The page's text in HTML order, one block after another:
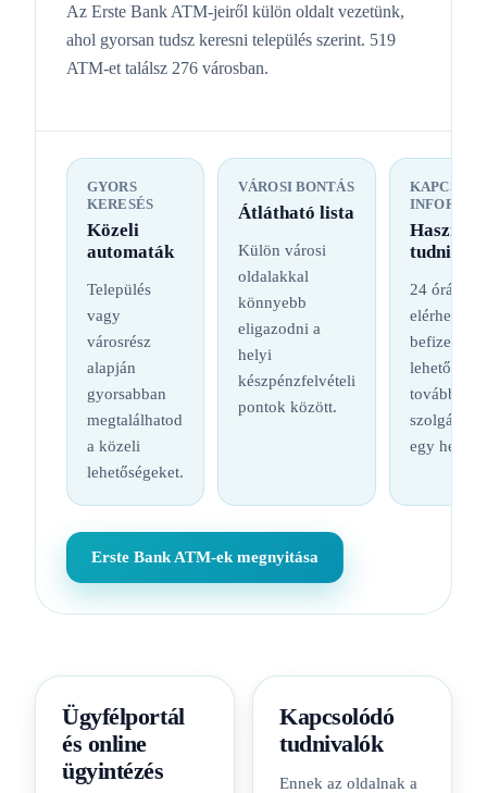
Az Erste Bank ATM-jeiről külön oldalt vezetünk,
ahol gyorsan tudsz keresni település szerint. 519
ATM-et találsz 276 városban.
GYORS
KERESÉS
Közeli
automaták
Település
vagy
városrész
alapján
gyorsabban
megtalálhatod
a közeli
lehetőségeket.
VÁROSI BONTÁS
Átlátható lista
Külön városi
oldalakkal
könnyebb
eligazodni a
helyi
készpénzfelvételi
pontok között.
Hasznos
24 órás
befizetési
lehetőség
további
egy
Erste Bank ATM-ek megnyitása
Ügyfélportál
és online
ügyintézés
Kapcsolódó
tudnivalók
Ennek az oldalnak a